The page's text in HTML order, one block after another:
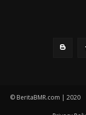
© BeritaBMR.com | 2020